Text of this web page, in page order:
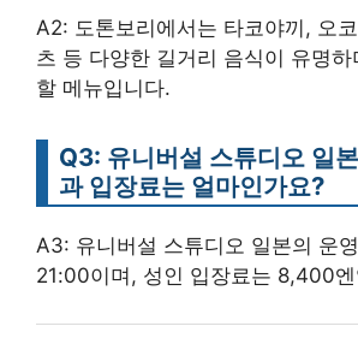
A2: 도톤보리에서는 타코야끼, 오
츠 등 다양한 길거리 음식이 유명
할 메뉴입니다.
Q3: 유니버설 스튜디오 일
과 입장료는 얼마인가요?
A3: 유니버설 스튜디오 일본의 운
21:00이며, 성인 입장료는 8,400